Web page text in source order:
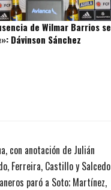
de Wilmar Barrios se
Dávinson Sánchez
con anotación de Julián
Ferreira, Castillo y Salcedo
paró a Soto; Martínez,